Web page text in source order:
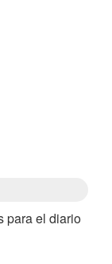
para el diario